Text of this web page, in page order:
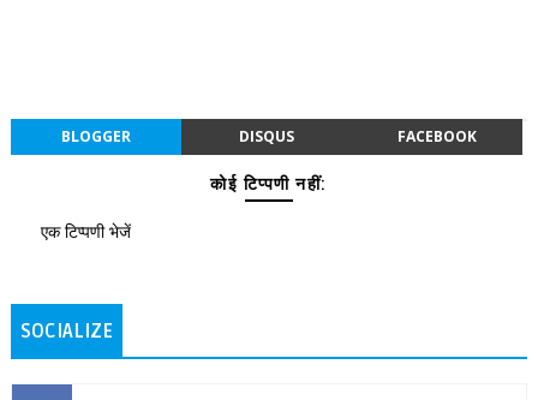
BLOGGER DISQUS FACEBOOK
कोई टिप्पणी नहीं:
एक टिप्पणी भेजें
SOCIALIZE